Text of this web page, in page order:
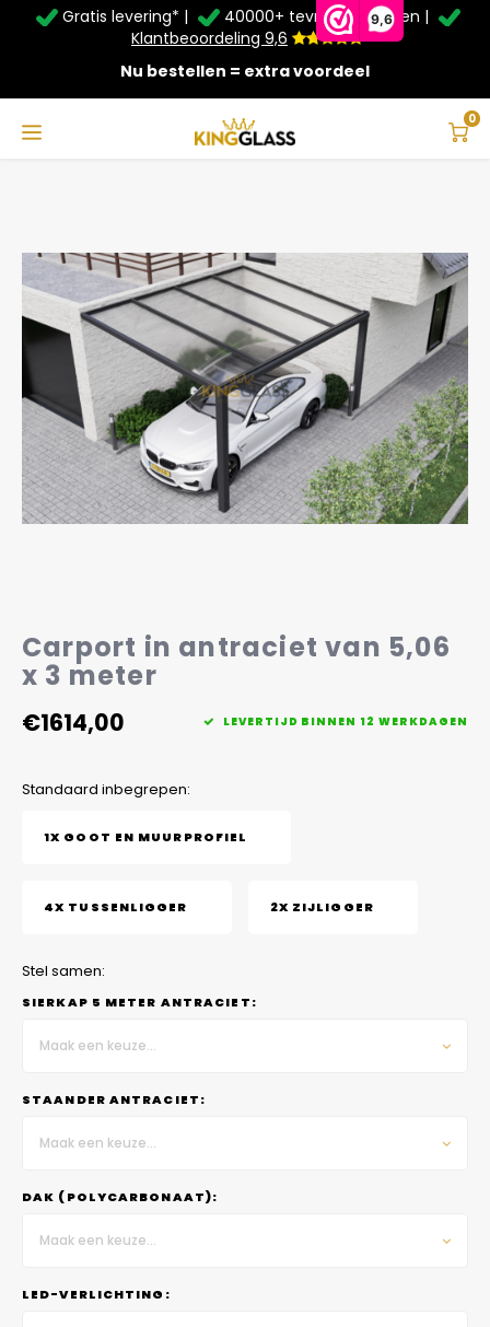
9,6
Service & Contact
Afhalen
Montage
Betaalmethoden
Garantie
Veelgestelde vragen
Taal
Deutsch
Gratis levering* |
40000+ tevreden klanten |
Klantbeoordeling 9,6
Nu bestellen = extra voordeel
0
Zomer Deals: Tot 20% kortingop schuifwanden en
veranda's +€20extra kassa korting*
Carport in antraciet van 5,06 x 3 meter
Carport in antraciet van 5,06
x 3 meter
€1614,00 LEVERTIJD BINNEN 12 WERKDAGEN
Standaard inbegrepen:
1X GOOT EN MUURPROFIEL
4X TUSSENLIGGER 2X ZIJLIGGER
Stel samen:
SIERKAP 5 METER ANTRACIET:
Maak een keuze...
STAANDER ANTRACIET:
Maak een keuze...
DAK (POLYCARBONAAT):
Maak een keuze...
LED-VERLICHTING: